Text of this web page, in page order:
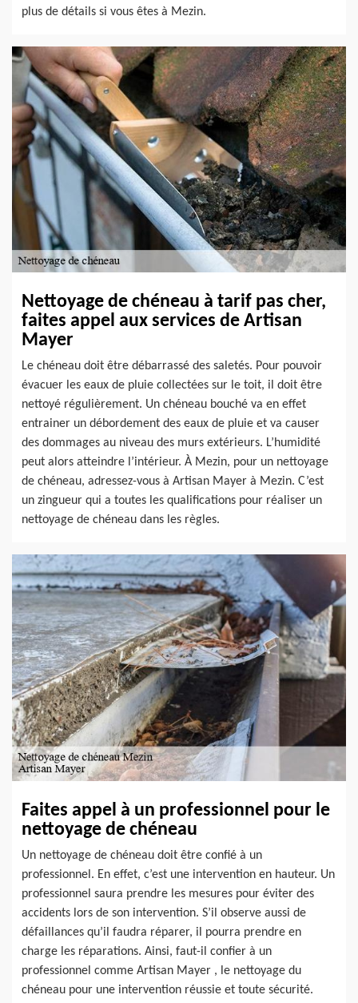
plus de détails si vous êtes à Mezin.
Nettoyage de chéneau à tarif pas cher,
faites appel aux services de Artisan
Mayer
Le chéneau doit être débarrassé des saletés. Pour pouvoir
évacuer les eaux de pluie collectées sur le toit, il doit être
nettoyé régulièrement. Un chéneau bouché va en effet
entrainer un débordement des eaux de pluie et va causer
des dommages au niveau des murs extérieurs. L’humidité
peut alors atteindre l’intérieur. À Mezin, pour un nettoyage
de chéneau, adressez-vous à Artisan Mayer à Mezin. C’est
un zingueur qui a toutes les qualifications pour réaliser un
nettoyage de chéneau dans les règles.
Faites appel à un professionnel pour le
nettoyage de chéneau
Un nettoyage de chéneau doit être confié à un
professionnel. En effet, c’est une intervention en hauteur. Un
professionnel saura prendre les mesures pour éviter des
accidents lors de son intervention. S’il observe aussi de
défaillances qu’il faudra réparer, il pourra prendre en
charge les réparations. Ainsi, faut-il confier à un
professionnel comme Artisan Mayer , le nettoyage du
chéneau pour une intervention réussie et toute sécurité.